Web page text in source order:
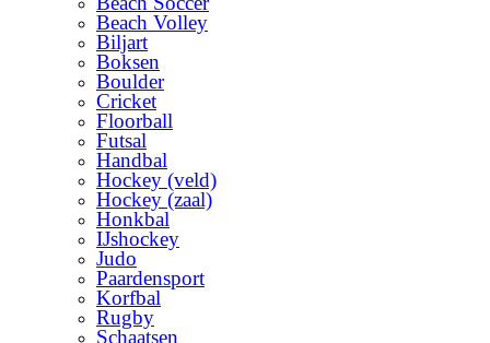
Beach Volley
Biljart
Boksen
Boulder
Cricket
Floorball
Futsal
Handbal
Hockey (veld)
Hockey (zaal)
Honkbal
IJshockey
Judo
Paardensport
Korfbal
Rugby
Schaatsen